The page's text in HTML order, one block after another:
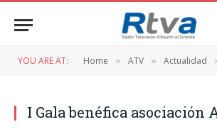
YOU ARE AT: Home » ATV » Actualidad
I Gala benéfica asociación